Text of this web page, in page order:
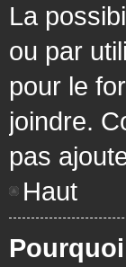
La
ou par
pour le
joindre.
pas
Haut